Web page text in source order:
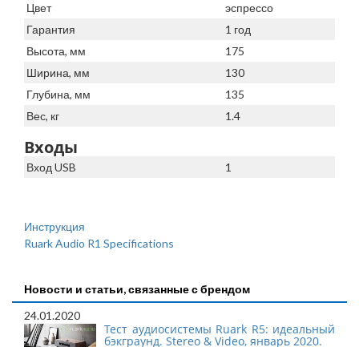
Цвет
эспрессо
Гарантия
1 год
Высота, мм
175
Ширина, мм
130
Глубина, мм
135
Вес, кг
1.4
Входы
Вход USB 1
Инструкция
Ruark Audio R1 Specifications
Новости и статьи, связанные с брендом
24.01.2020
Тест аудиосистемы Ruark R5: идеальный
бэкграунд. Stereo & Video, январь 2020.